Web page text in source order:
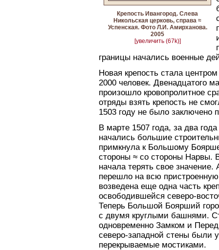
Крепость Ивангород. Слева
Никольская церковь, справа ≈
Успенская. Фото Л.И. Амирханова.
2005
[увеличить (67k)]
границы начались военные
Новая крепость стала
2000 человек. Двенадцатого
произошло кровопролитное
отряды взять крепость не
1503 году не было заключено
В марте 1507 года, за два
начались большие
примкнула к Большому
стороны ≈ со стороны Нарвы.
начала терять свое
перешло на всю
возведена еще одна часть
освободившейся северо-
Теперь Большой Боярший
с двумя круглыми башнями.
одновременно Замком и
северо-западной стены были
перекрываемые мостиками.